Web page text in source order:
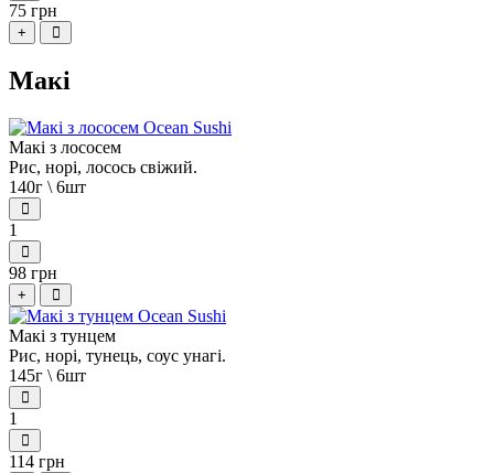
75 грн
+
Макі
Макі з лососем
Рис, норі, лосось свіжий.
140г \ 6шт
1
98 грн
+
Макі з тунцем
Рис, норі, тунець, соус унагі.
145г \ 6шт
1
114 грн